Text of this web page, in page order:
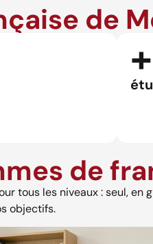
de
de
tous les niveaux : seul, en
objectifs.